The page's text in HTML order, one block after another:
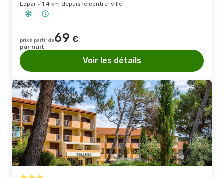
Lopar · 1,4 km depuis le centre-ville
prix à partir de69 €
par nuit
Voir les détails